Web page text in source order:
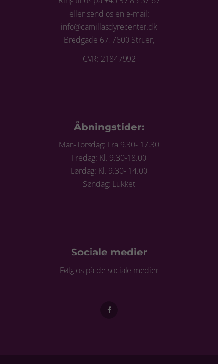
eller send os en e-mail:
info@camillasdyrecenter.dk
Bredgade 67, 7600 Struer,
CVR: 21847992
Åbningstider:
Man-Torsdag: Fra 9.30- 17.30
Fredag: Kl. 9.30-18.00
Lørdag: Kl. 9.30- 14.00
Søndag: Lukket
Sociale medier
Følg os på de sociale medier